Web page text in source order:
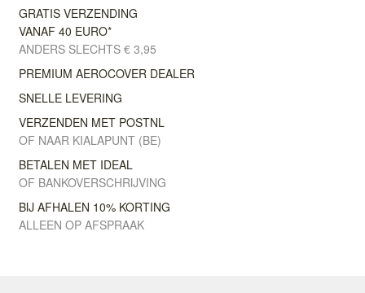
GRATIS VERZENDING
VANAF 40 EURO*
ANDERS SLECHTS € 3,95
PREMIUM AEROCOVER DEALER
SNELLE LEVERING
VERZENDEN MET POSTNL
OF NAAR KIALAPUNT (BE)
BETALEN MET IDEAL
OF BANKOVERSCHRIJVING
BIJ AFHALEN 10% KORTING
ALLEEN OP AFSPRAAK